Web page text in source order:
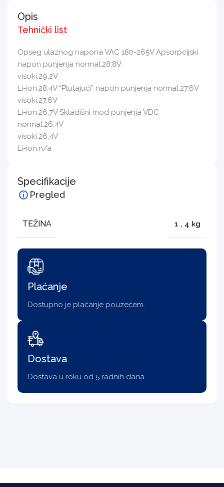
Opis
Tehnički list
Opseg ulaznog napona VAC 180-265V Apsorpcijski
napon punjenja normal:28,8V
visoki:29,2V
Li-ion:28,4V “Plutajući” napon punjenja normal:27,6V
visoki:27,6V
Li-ion:26,7V Skladišni mod punjenja VDC
normal:26,4V
visoki:26,4V
Li-ion:n/a
Specifikacije
Pregled
TEŽINA 1 , 4 kg
Plaćanje
Dostupno je plaćanje pouzećem.
Dostava
Dostava u roku od 5 radnih dana.